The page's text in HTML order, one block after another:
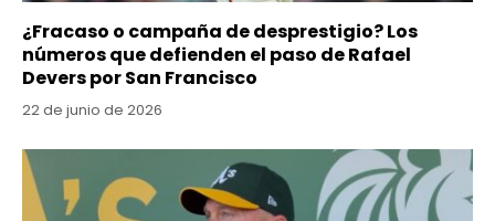
¿Fracaso o campaña de desprestigio? Los
números que defienden el paso de Rafael
Devers por San Francisco
22 de junio de 2026